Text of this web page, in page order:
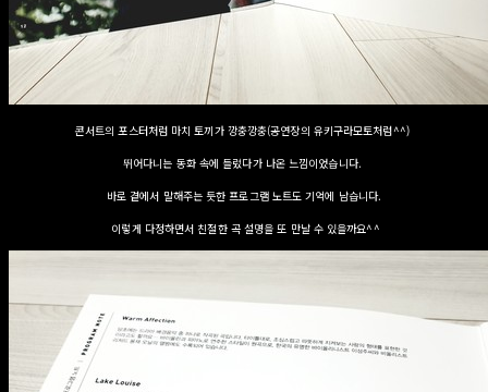
콘서트의 포스터처럼 마치 토끼가 깡충깡충(공연장의 유키구라모토처럼^^)
뛰어다니는 동화 속에 들렀다가 나온 느낌이었습니다.
바로 곁에서 말해주는 듯한 프로그램 노트도 기억에 남습니다.
이렇게 다정하면서 친절한 곡 설명을 또 만날 수 있을까요^^